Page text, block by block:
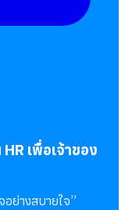
เพื่อเจ้าของ
ย่างสบายใจ”